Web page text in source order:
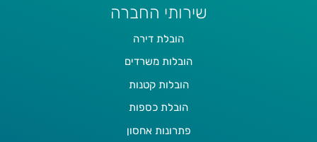
שירותי החברה
הובלת דירה
הובלות משרדים
הובלות קטנות
הובלת כספות
פתרונות אחסון